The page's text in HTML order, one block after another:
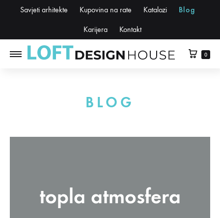
Savjeti arhitekte Kupovina na rate Katalozi Blog
Karijera Kontakt
0
BLOG
topla atmosfera